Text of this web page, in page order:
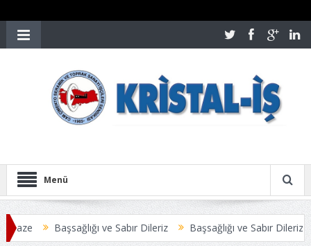
Menü
Başsağlığı ve Sabır Dileriz Başsağlığı ve Sabır Dileriz